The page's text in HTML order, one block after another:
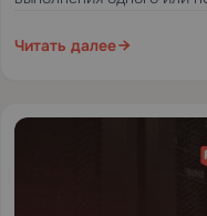
вмешательства. Это
Читать далее